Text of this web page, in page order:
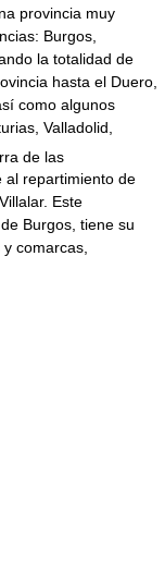
provincia muy
Burgos,
la totalidad de
hasta el Duero,
como algunos
Valladolid,
de las
al repartimiento de
Este
Burgos, tiene su
comarcas,